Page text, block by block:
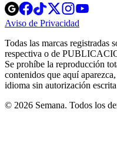
Opens
in
new
Opens
in
new
Opens
in
new
window
Opens
new
windowwindow
Aviso de Privacidad
new
window
Todas las marcas registradas
respectiva o de
Se prohíbe la reproducción
contenidos que aquí
idioma sin autorización
© 2026 Semana. Todos los